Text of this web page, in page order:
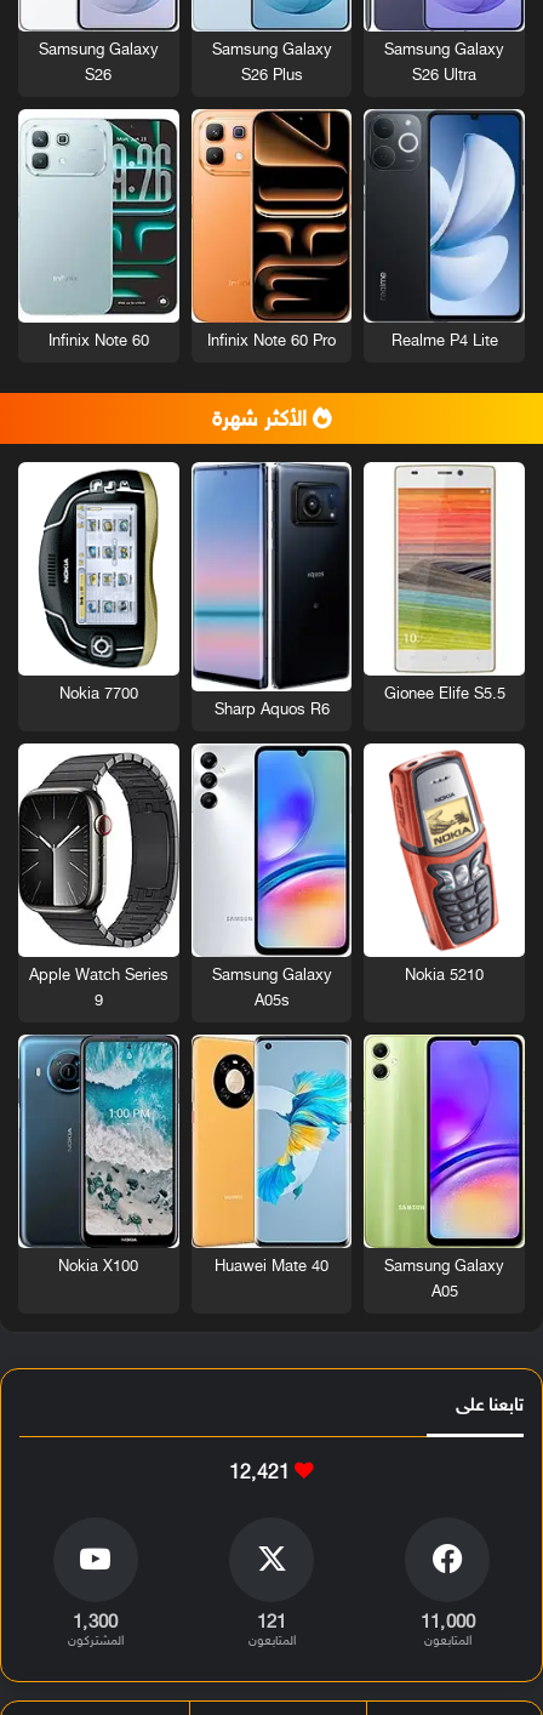
Samsung Galaxy
S26 Ultra
Samsung Galaxy
S26 Plus
Samsung Galaxy
S26
Realme P4 Lite
Infinix Note 60 Pro
Infinix Note 60
الأكثر شهرة
Gionee Elife S5.5
Sharp Aquos R6
Nokia 7700
Nokia 5210
Samsung Galaxy
A05s
Apple Watch Series
9
Samsung Galaxy
A05
Huawei Mate 40
Nokia X100
تابعنا على
12٬421
11٬000
المتابعون
121
المتابعون
1٬300
المشتركون